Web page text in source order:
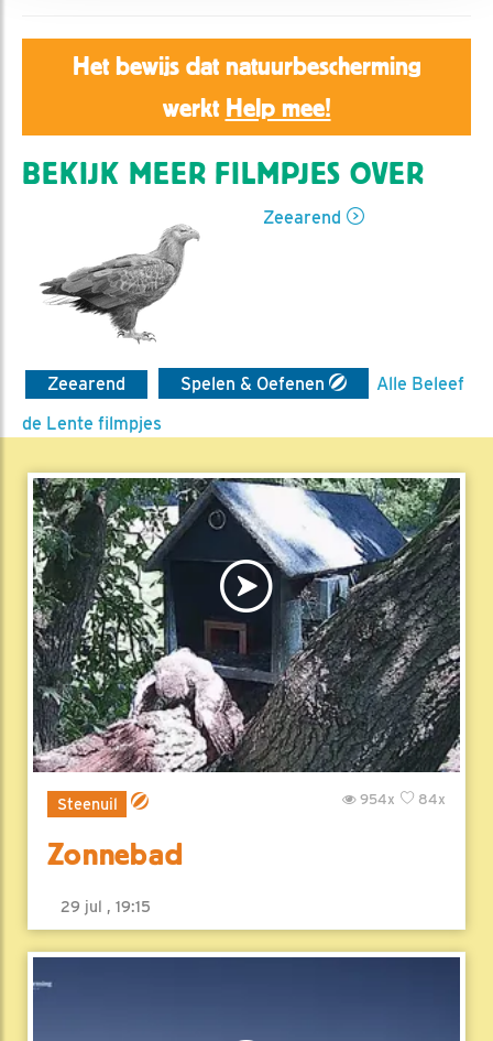
Het bewijs dat natuurbescherming
werkt Help mee!
BEKIJK MEER FILMPJES OVER
Zeearend
Zeearend Spelen & Oefenen
Alle Beleef
de Lente filmpjes
Steenuil 84x
954x
Zonnebad
29 jul , 19:15